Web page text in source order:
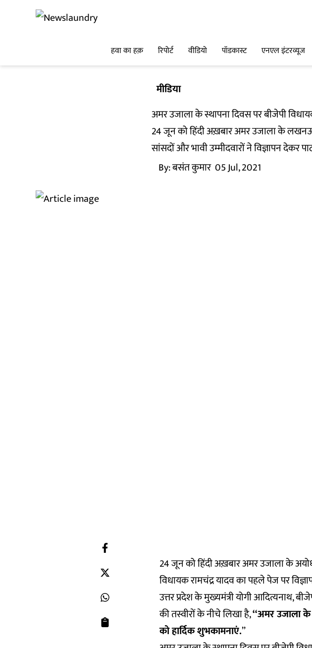
हवा का हक़ रिपोर्ट वीडियो पॉडकास्ट एनएल इंटरव्यूज
मीडिया
अमर उजाला के स्थापना दिवस पर बीजेपी
24 जून को हिंदी अख़बार अमर उजाला के लखनऊ
सांसदों और भावी उम्मीदवारों ने विज्ञापन देकर
By:बसंत कुमार 05 Jul, 2021
24 जून को हिंदी अख़बार अमर उजाला के
विधायक रामचंद्र यादव का पहले पेज पर
उत्तर प्रदेश के मुख्यमंत्री योगी आदित्यनाथ,
की तस्वीरों के नीचे लिखा है,‘‘अमर उजाला
को हार्दिक शुभकामनाएं.’’